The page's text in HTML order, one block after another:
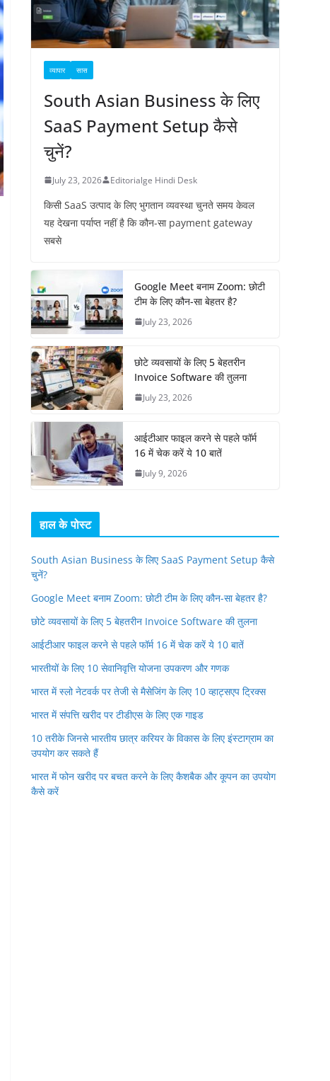
व्यापार सास
South Asian Business के लिए
SaaS Payment Setup कैसे
चुनें?
July 23, 2026 Editorialge Hindi Desk
किसी SaaS उत्पाद के लिए भुगतान व्यवस्था चुनते समय केवल
यह देखना पर्याप्त नहीं है कि कौन-सा payment gateway
सबसे
Google Meet बनाम Zoom: छोटी
टीम के लिए कौन-सा बेहतर है?
July 23, 2026
छोटे व्यवसायों के लिए 5 बेहतरीन
Invoice Software की तुलना
July 23, 2026
आईटीआर फाइल करने से पहले फॉर्म
16 में चेक करें ये 10 बातें
July 9, 2026
हाल के पोस्ट
South Asian Business के लिए SaaS Payment Setup कैसे
चुनें?
Google Meet बनाम Zoom: छोटी टीम के लिए कौन-सा बेहतर है?
छोटे व्यवसायों के लिए 5 बेहतरीन Invoice Software की तुलना
आईटीआर फाइल करने से पहले फॉर्म 16 में चेक करें ये 10 बातें
भारतीयों के लिए 10 सेवानिवृत्ति योजना उपकरण और गणक
भारत में स्लो नेटवर्क पर तेजी से मैसेजिंग के लिए 10 व्हाट्सएप ट्रिक्स
भारत में संपत्ति खरीद पर टीडीएस के लिए एक गाइड
10 तरीके जिनसे भारतीय छात्र करियर के विकास के लिए इंस्टाग्राम का
उपयोग कर सकते हैं
भारत में फोन खरीद पर बचत करने के लिए कैशबैक और कूपन का उपयोग
कैसे करें